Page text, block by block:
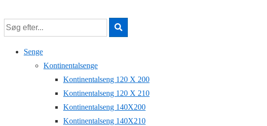
Hop
til
hovedindhold
Senge
Kontinentalsenge
Kontinentalseng 120 X 200
Kontinentalseng 120 X 210
Kontinentalseng 140X200
Kontinentalseng 140X210